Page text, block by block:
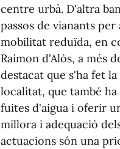
centre urbà. D'altra
passos de vianants
mobilitat reduïda, en
Raimon d'Alòs, a més
destacat que s'ha fet
localitat, que també
fuites d'aigua i oferir
millora i adequació
actuacions són una